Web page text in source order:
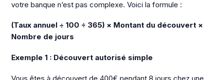
votre banque n’est pas complexe. Voici la formule :
(Taux annuel ÷ 100 ÷ 365) × Montant du découvert ×
Nombre de jours
Exemple 1 : Découvert autorisé simple